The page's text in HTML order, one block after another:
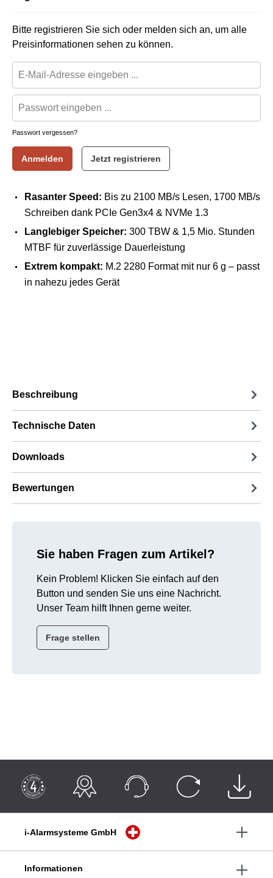
Bitte registrieren Sie sich oder melden sich an, um alle
Preisinformationen sehen zu können.
Passwort vergessen?
Anmelden Jetzt registrieren
Rasanter Speed: Bis zu 2100 MB/s Lesen, 1700 MB/s
Schreiben dank PCIe Gen3x4 & NVMe 1.3
Langlebiger Speicher: 300 TBW & 1,5 Mio. Stunden
MTBF für zuverlässige Dauerleistung
Extrem kompakt: M.2 2280 Format mit nur 6 g – passt
in nahezu jedes Gerät
Beschreibung
Technische Daten
Downloads
Bewertungen
Sie haben Fragen zum Artikel?
Kein Problem! Klicken Sie einfach auf den
Button und senden Sie uns eine Nachricht.
Unser Team hilft Ihnen gerne weiter.
Frage stellen
i-Alarmsysteme GmbH
Informationen